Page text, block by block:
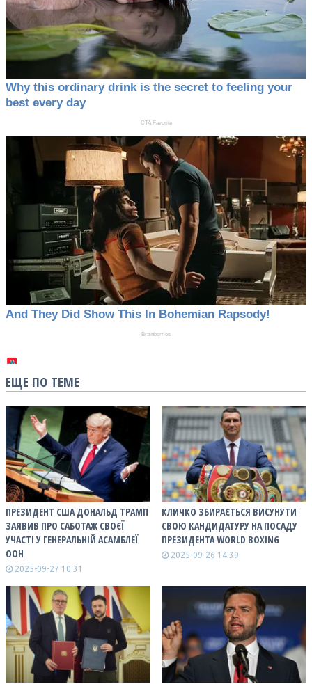
ЕЩЕ ПО ТЕМЕ
ПРЕЗИДЕНТ США ДОНАЛЬД ТРАМП
ЗАЯВИВ ПРО САБОТАЖ СВОЄЇ
УЧАСТІ У ГЕНЕРАЛЬНІЙ АСАМБЛЕЇ
ООН
2025-09-27 10:31
КЛИЧКО ЗБИРАЄТЬСЯ ВИСУНУТИ
СВОЮ КАНДИДАТУРУ НА ПОСАДУ
ПРЕЗИДЕНТА WORLD BOXING
2025-09-26 14:39